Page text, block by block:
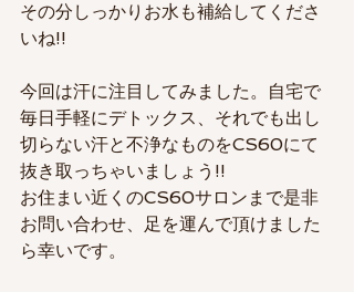
その分しっかりお水も補給してくださ
いね!!
今回は汗に注目してみました。自宅で
毎日手軽にデトックス、それでも出し
切らない汗と不浄なものをCS60にて
抜き取っちゃいましょう!!
お住まい近くのCS60サロンまで是非
お問い合わせ、足を運んで頂けました
ら幸いです。